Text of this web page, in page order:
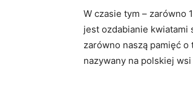
W czasie tym – zarówno
jest ozdabianie
zarówno naszą pamięć
nazywany na polskiej